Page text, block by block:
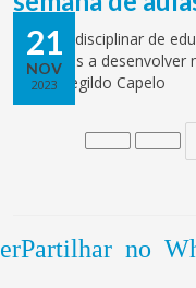
21
NOV
2023
O grupo disciplinar de
atividades a
Hermenegildo Capelo
Partilhar no